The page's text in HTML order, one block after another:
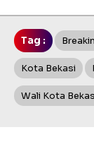
Tag :
Kota Bekasi
Wali Kota